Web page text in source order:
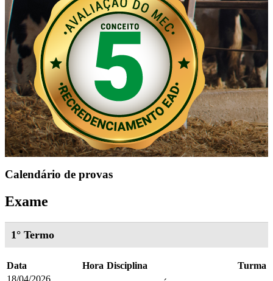
Calendário de provas
Exame
1° Termo
Data Hora Disciplina
Turma